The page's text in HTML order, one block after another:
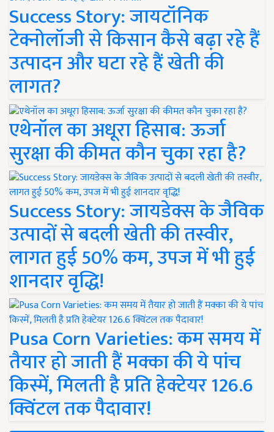
Success Story: जायटॉनिक
टेक्नोलॉजी से किसान कैसे बढ़ा रहे हैं
उत्पादन और घटा रहे हैं खेती की
लागत?
एथेनॉल का अधूरा हिसाब: ऊर्जा
सुरक्षा की कीमत कौन चुका रहा है?
Success Story: जायडेक्स के जैविक
उत्पादों से बदली खेती की तस्वीर,
लागत हुई 50% कम, उपज में भी हुई
शानदार वृद्धि!
Pusa Corn Varieties: कम समय में
तैयार हो जाती हैं मक्का की ये पांच
किस्में, मिलती है प्रति हेक्टेयर 126.6
क्विंटल तक पैदावार!